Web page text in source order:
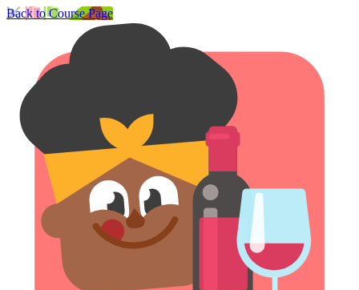
Back to Course Page